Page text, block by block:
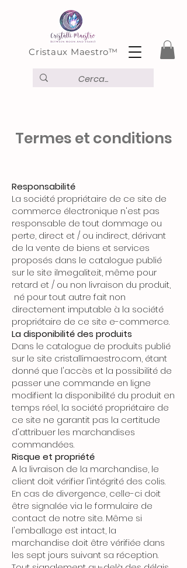
Cristaux Maestro™
Termes et conditions
Responsabilité
La société propriétaire de ce site de
commerce électronique n'est pas
responsable de tout dommage ou
perte, direct et / ou indirect, dérivant
de la vente de biens et services
proposés dans le catalogue publié
sur le site ilmegalite.it, même pour
retard et / ou non livraison du produit,
né pour tout autre fait non
directement imputable à la société
propriétaire de ce site e-commerce.
La disponibilité des produits
Dans le catalogue de produits publié
sur le site cristallimaestro.com, étant
donné que l'accès et la possibilité de
passer une commande en ligne
modifient la disponibilité du produit en
temps réel, la société propriétaire de
ce site ne garantit pas la certitude
d'attribuer les marchandises
commandées.
Risque et propriété
A la livraison de la marchandise, le
client doit vérifier l'intégrité des colis.
En cas de divergence, celle-ci doit
être signalée via le formulaire de
contact de notre site. Même si
l'emballage est intact, la
marchandise doit être vérifiée dans
les sept jours suivant sa réception.